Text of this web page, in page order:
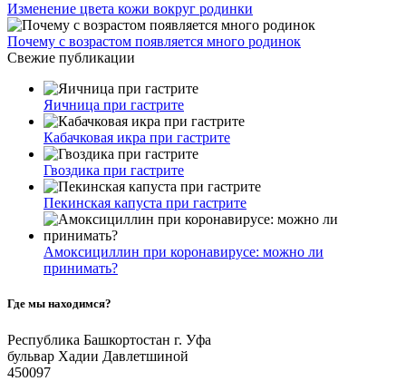
Изменение цвета кожи вокруг родинки
Почему с возрастом появляется много родинок
Свежие публикации
Яичница при гастрите
Кабачковая икра при гастрите
Гвоздика при гастрите
Пекинская капуста при гастрите
Амоксициллин при коронавирусе: можно ли
принимать?
Где мы находимся?
Республика Башкортостан г. Уфа
бульвар Хадии Давлетшиной
450097